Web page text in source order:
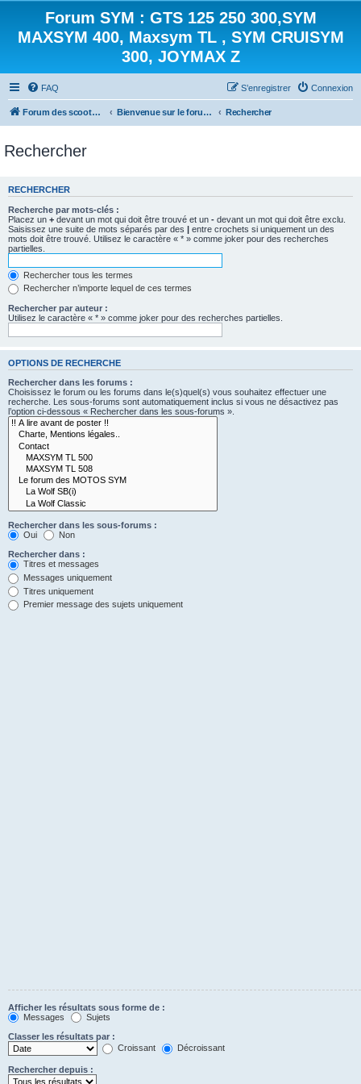
Forum SYM : GTS 125 250 300,SYM
MAXSYM 400, Maxsym TL , SYM CRUISYM
300, JOYMAX Z
FAQ Connexion
S’enregistrer
Forum des scooters SYM - GTS -MAXSYM - CRUISYM - JOYMAX - Maxsym TL Bienvenue sur le forum des scooters de la gamme SYM Rechercher
Rechercher
RECHERCHER
Recherche par mots-clés :
Placez un + devant un mot qui doit être trouvé et un - devant un mot qui doit être exclu.
Saisissez une suite de mots séparés par des | entre crochets si uniquement un des
mots doit être trouvé. Utilisez le caractère « * » comme joker pour des recherches
partielles.
Rechercher tous les termes
Rechercher n’importe lequel de ces termes
Rechercher par auteur :
Utilisez le caractère « * » comme joker pour des recherches partielles.
OPTIONS DE RECHERCHE
Rechercher dans les forums :
Choisissez le forum ou les forums dans le(s)quel(s) vous souhaitez effectuer une
recherche. Les sous-forums sont automatiquement inclus si vous ne désactivez pas
l’option ci-dessous « Rechercher dans les sous-forums ».
Rechercher dans les sous-forums :
Oui
Non
Rechercher dans :
Titres et messages
Messages uniquement
Titres uniquement
Premier message des sujets uniquement
Afficher les résultats sous forme de :
Messages
Sujets
Classer les résultats par :
Croissant
Décroissant
Rechercher depuis :